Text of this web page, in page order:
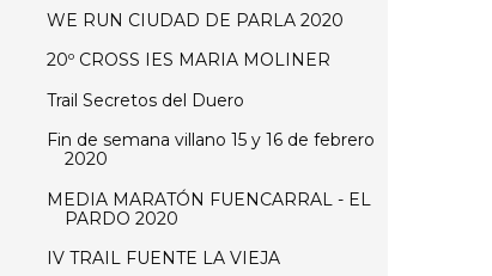
WE RUN CIUDAD DE PARLA 2020
20º CROSS IES MARIA MOLINER
Trail Secretos del Duero
Fin de semana villano 15 y 16 de febrero
2020
MEDIA MARATÓN FUENCARRAL - EL
PARDO 2020
IV TRAIL FUENTE LA VIEJA